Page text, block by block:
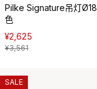
Pilke Signature吊灯
色
¥2,625
¥3,561
SALE